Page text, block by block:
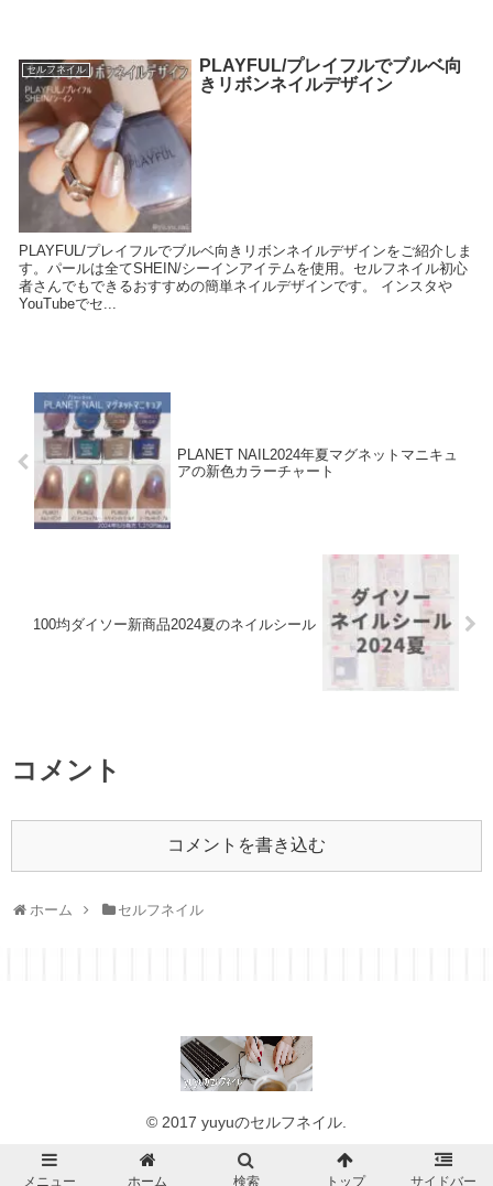
セルフネイル
PLAYFUL/プレイフルでブルベ向
きリボンネイルデザイン
PLAYFUL/プレイフルでブルベ向きリボンネイルデザインをご紹介しま
す。パールは全てSHEIN/シーインアイテムを使用。セルフネイル初心
者さんでもできるおすすめの簡単ネイルデザインです。 インスタや
YouTubeでセ...
PLANET NAIL2024年夏マグネットマニキュ
アの新色カラーチャート
100均ダイソー新商品2024夏のネイルシール
コメント
コメントを書き込む
ホーム セルフネイル
© 2017 yuyuのセルフネイル.
メニュー ホーム 検索 トップ サイドバー